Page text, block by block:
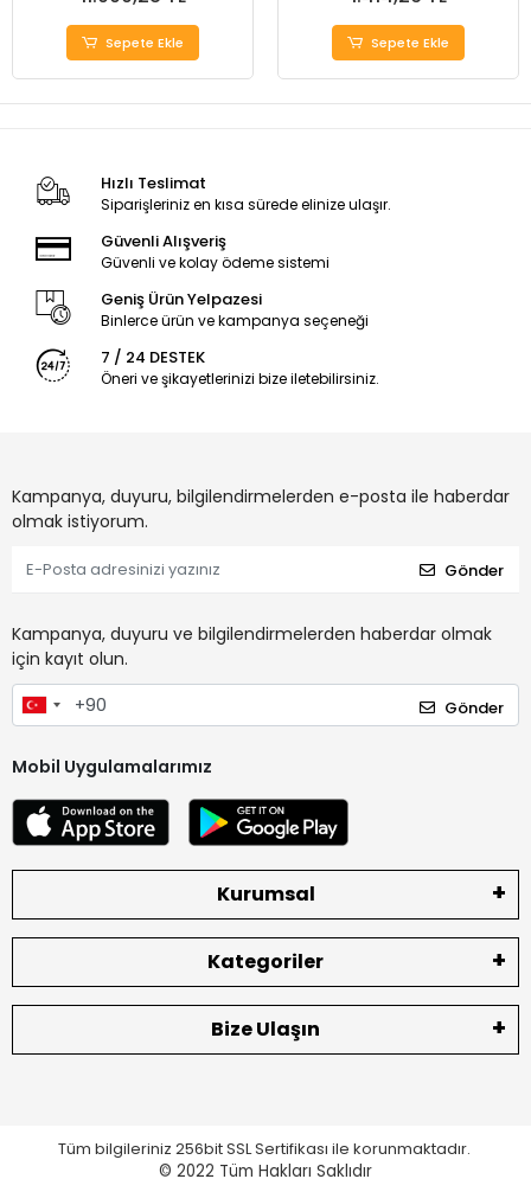
Sepete Ekle Sepete Ekle
Hızlı Teslimat
Siparişleriniz en kısa sürede elinize ulaşır.
Güvenli Alışveriş
Güvenli ve kolay ödeme sistemi
Geniş Ürün Yelpazesi
Binlerce ürün ve kampanya seçeneği
7 / 24 DESTEK
Öneri ve şikayetlerinizi bize iletebilirsiniz.
Kampanya, duyuru, bilgilendirmelerden e-posta ile haberdar
olmak istiyorum.
Gönder
Kampanya, duyuru ve bilgilendirmelerden haberdar olmak
için kayıt olun.
Gönder
Mobil Uygulamalarımız
Kurumsal
Kategoriler
Bize Ulaşın
Tüm bilgileriniz 256bit SSL Sertifikası ile korunmaktadır.
© 2022 Tüm Hakları Saklıdır